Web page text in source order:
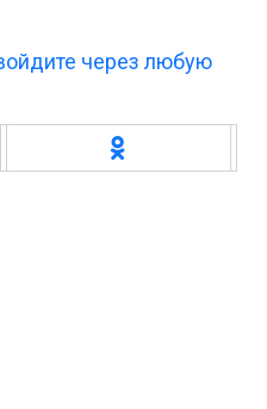
через любую